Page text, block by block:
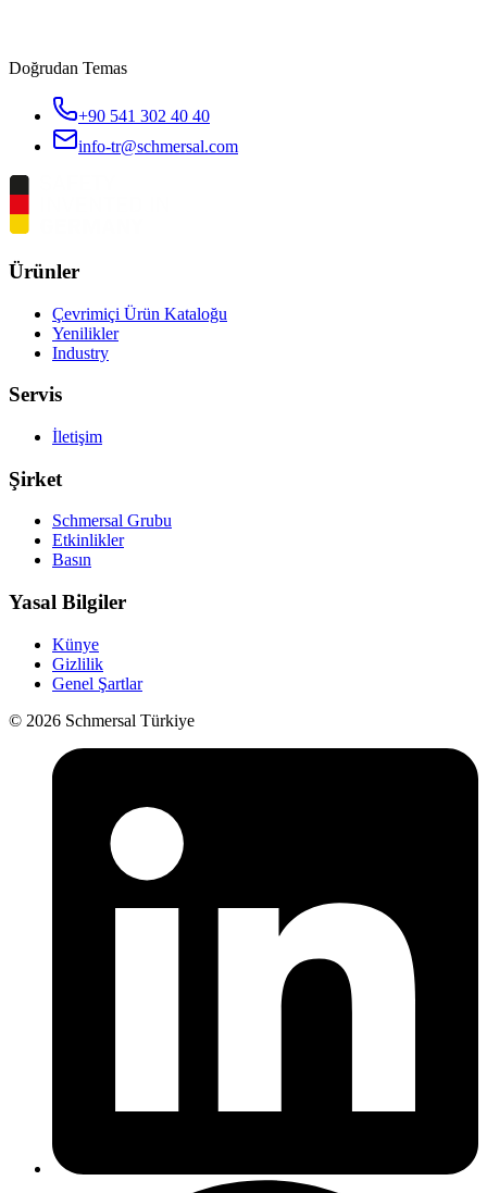
Doğrudan Temas
+90 541 302 40 40
info-tr@schmersal.com
Ürünler
Çevrimiçi Ürün Kataloğu
Yenilikler
Industry
Servis
İletişim
Şirket
Schmersal Grubu
Etkinlikler
Basın
Yasal Bilgiler
Künye
Gizlilik
Genel Şartlar
© 2026 Schmersal Türkiye